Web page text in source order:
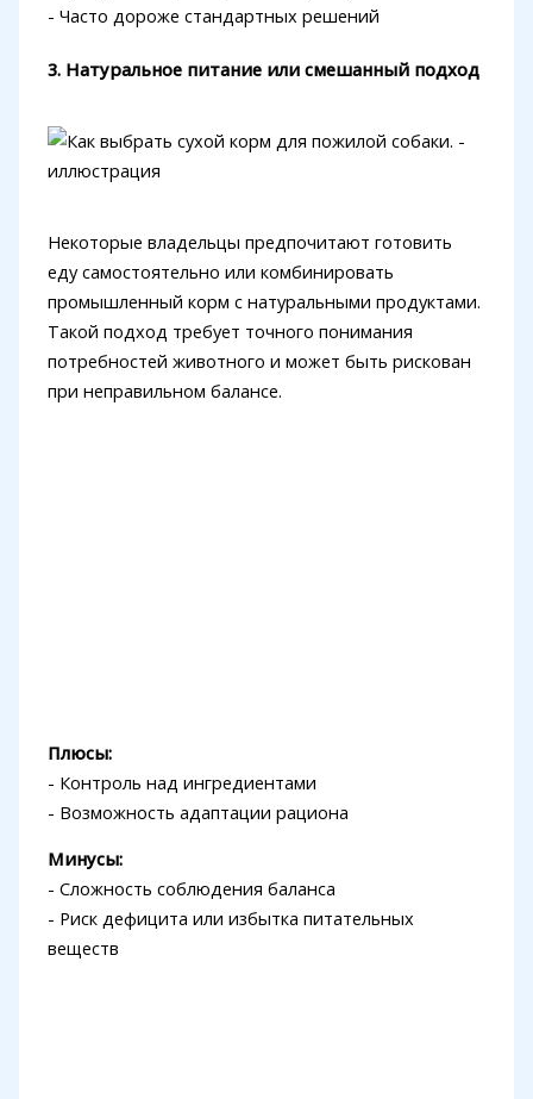
- Часто дороже стандартных решений
3. Натуральное питание или смешанный подход
Некоторые владельцы предпочитают готовить
еду самостоятельно или комбинировать
промышленный корм с натуральными продуктами.
Такой подход требует точного понимания
потребностей животного и может быть рискован
при неправильном балансе.
Плюсы:
- Контроль над ингредиентами
- Возможность адаптации рациона
Минусы:
- Сложность соблюдения баланса
- Риск дефицита или избытка питательных
веществ